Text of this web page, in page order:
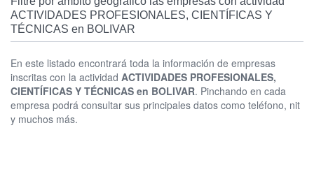
ACTIVIDADES PROFESIONALES, CIENTÍFICAS Y
TÉCNICAS en BOLIVAR
En este listado encontrará toda la información de empresas
inscritas con la actividad ACTIVIDADES PROFESIONALES,
CIENTÍFICAS Y TÉCNICAS en BOLIVAR. Pinchando en cada
empresa podrá consultar sus principales datos como teléfono, nit
y muchos más.